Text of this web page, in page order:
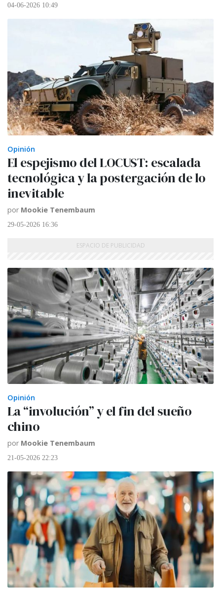
04-06-2026 10:49
Opinión
El espejismo del LOCUST: escalada
tecnológica y la postergación de lo
inevitable
por Mookie Tenembaum
29-05-2026 16:36
Opinión
La “involución” y el fin del sueño
chino
por Mookie Tenembaum
21-05-2026 22:23